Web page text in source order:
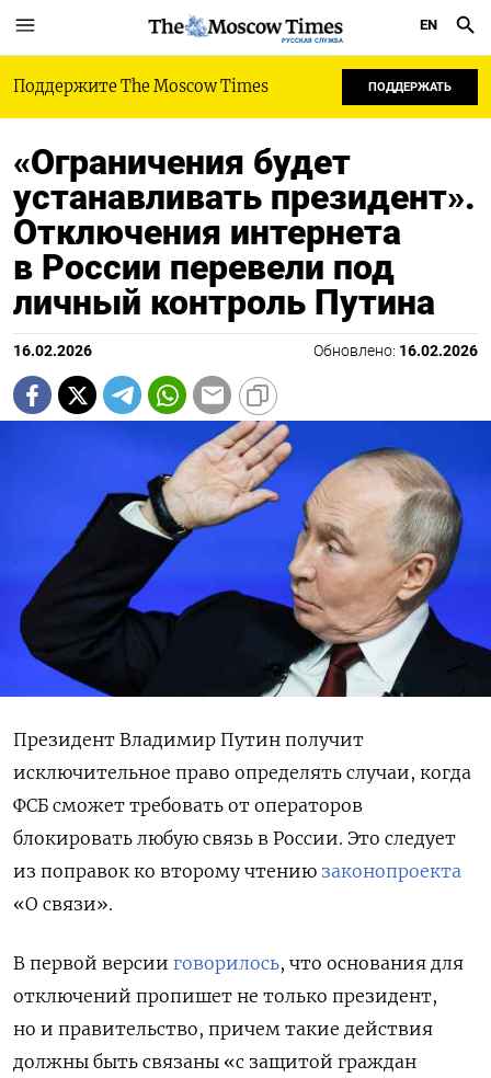
РУССКАЯ СЛУЖБА
EN
Поддержите The Moscow Times ПОДДЕРЖАТЬ
«Ограничения будет
устанавливать президент».
Отключения интернета
в России перевели под
личный контроль Путина
16.02.2026 Обновлено: 16.02.2026
Президент Владимир Путин получит
исключительное право определять случаи, когда
ФСБ сможет требовать от операторов
блокировать любую связь в России. Это следует
из поправок ко второму чтению законопроекта
«О связи».
В первой версии говорилось, что основания для
отключений пропишет не только президент,
но и правительство, причем такие действия
должны быть связаны «с защитой граждан